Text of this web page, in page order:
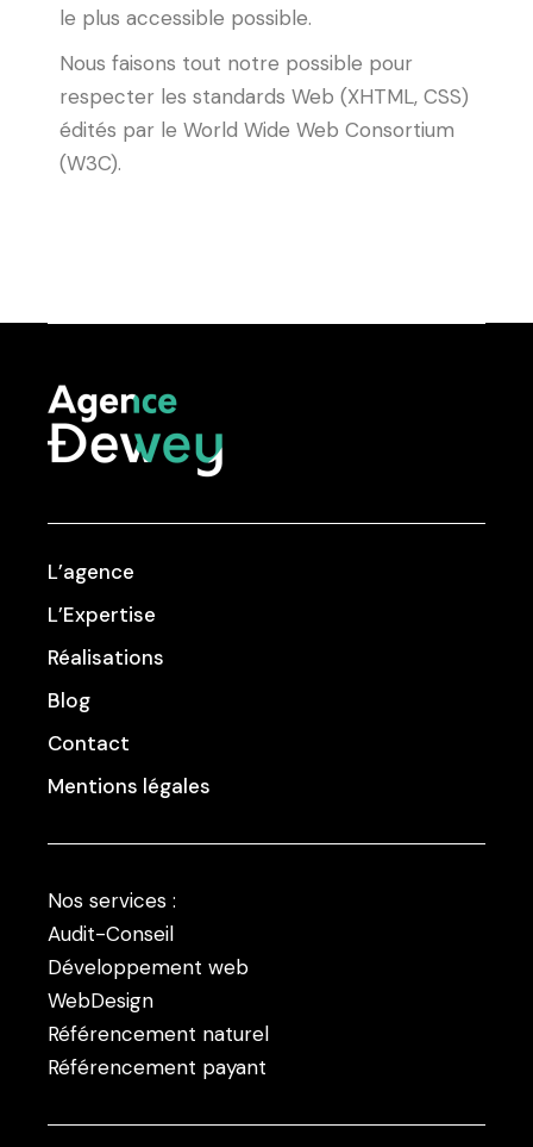
le plus accessible possible.
Nous faisons tout notre possible pour
respecter les standards Web (XHTML, CSS)
édités par le World Wide Web Consortium
(W3C).
L’agence
L’Expertise
Réalisations
Blog
Contact
Mentions légales
Nos services :
Audit-Conseil
Développement web
WebDesign
Référencement naturel
Référencement payant